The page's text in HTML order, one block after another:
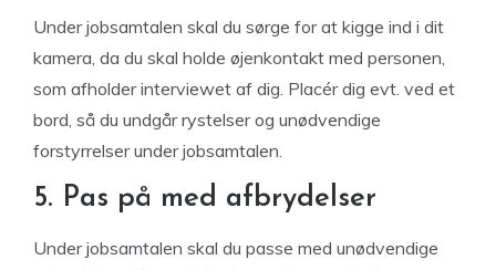
Under jobsamtalen skal du sørge for at kigge ind i dit
kamera, da du skal holde øjenkontakt med personen,
som afholder interviewet af dig. Placér dig evt. ved et
bord, så du undgår rystelser og unødvendige
forstyrrelser under jobsamtalen.
5. Pas på med afbrydelser
Under jobsamtalen skal du passe med unødvendige